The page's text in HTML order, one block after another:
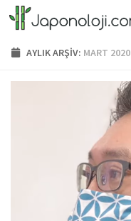
Skip to content
AYLIK ARŞIV: MART 2020